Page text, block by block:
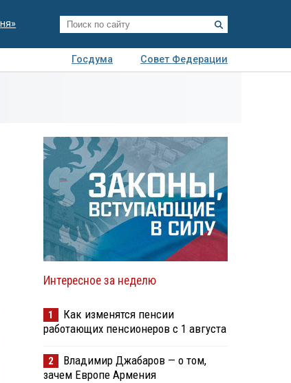
Госдума
Совет Федерации
Интересное за неделю
1
Как изменятся пенсии
работающих пенсионеров с 1 августа
2
Владимир Джабаров — о том,
зачем Европе Армения